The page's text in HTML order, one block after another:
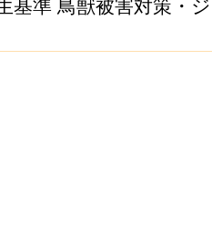
基準 鳥獣被害対策・